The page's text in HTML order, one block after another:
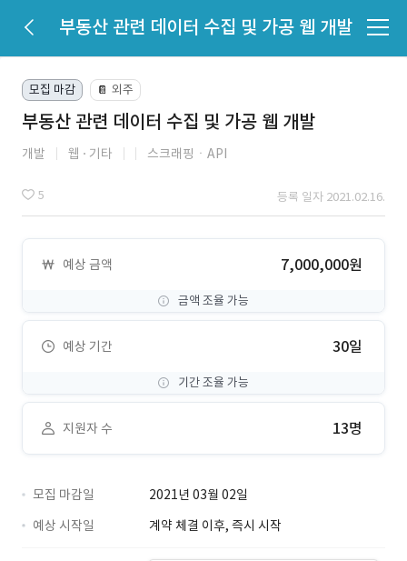
부동산 관련 데이터 수집 및 가공 웹 개발
모집 마감 📔 외주
부동산 관련 데이터 수집 및 가공 웹 개발
개발 웹 기타 스크래핑ㆍAPI
5 등록 일자 2021.02.16.
예상 금액 7,000,000원
금액 조율 가능
예상 기간 30일
기간 조율 가능
지원자 수 13명
모집 마감일
2021년 03월 02일
예상 시작일
계약 체결 이후, 즉시 시작